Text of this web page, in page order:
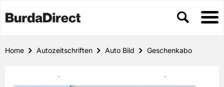
Home Autozeitschriften Auto Bild Geschenkabo